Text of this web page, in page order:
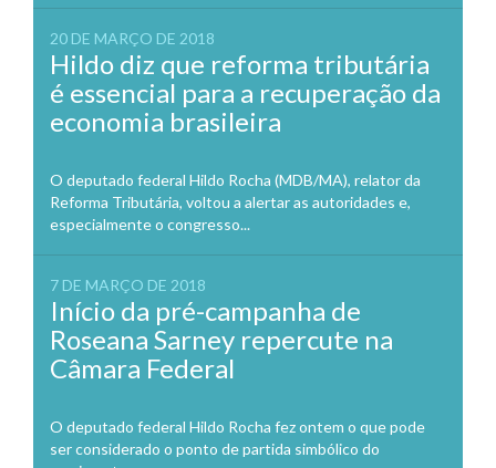
20 DE MARÇO DE 2018
Hildo diz que reforma tributária
é essencial para a recuperação da
economia brasileira
O deputado federal Hildo Rocha (MDB/MA), relator da
Reforma Tributária, voltou a alertar as autoridades e,
especialmente o congresso...
7 DE MARÇO DE 2018
Início da pré-campanha de
Roseana Sarney repercute na
Câmara Federal
O deputado federal Hildo Rocha fez ontem o que pode
ser considerado o ponto de partida simbólico do